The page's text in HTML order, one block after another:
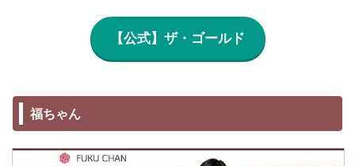
【公式】ザ・ゴールド
福ちゃん